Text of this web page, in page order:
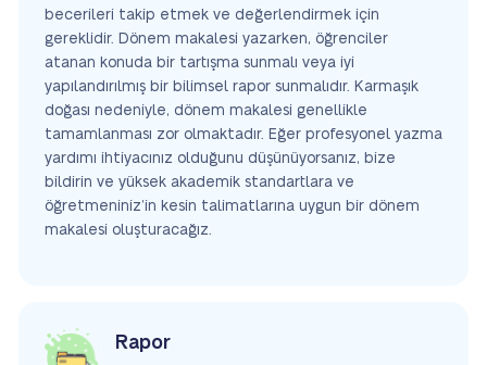
becerileri takip etmek ve değerlendirmek için
gereklidir. Dönem makalesi yazarken, öğrenciler
atanan konuda bir tartışma sunmalı veya iyi
yapılandırılmış bir bilimsel rapor sunmalıdır. Karmaşık
doğası nedeniyle, dönem makalesi genellikle
tamamlanması zor olmaktadır. Eğer profesyonel yazma
yardımı ihtiyacınız olduğunu düşünüyorsanız, bize
bildirin ve yüksek akademik standartlara ve
öğretmeniniz’in kesin talimatlarına uygun bir dönem
makalesi oluşturacağız.
Rapor